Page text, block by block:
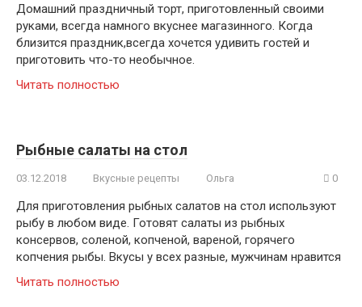
Домашний праздничный торт, приготовленный своими
руками, всегда намного вкуснее магазинного. Когда
близится праздник,всегда хочется удивить гостей и
приготовить что-то необычное.
Читать полностью
Рыбные салаты на стол
03.12.2018 Вкусные рецепты Ольга 0
Для приготовления рыбных салатов на стол используют
рыбу в любом виде. Готовят салаты из рыбных
консервов, соленой, копченой, вареной, горячего
копчения рыбы. Вкусы у всех разные, мужчинам нравится
Читать полностью